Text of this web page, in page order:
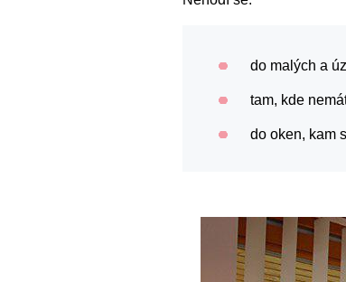
do malých a
tam, kde
do oken, kam